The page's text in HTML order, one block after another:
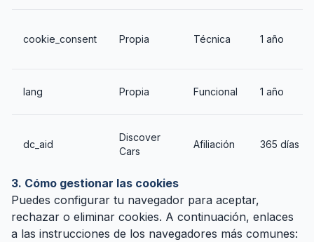
cookie_consent Propia Técnica 1 año
lang Propia Funcional 1 año
dc_aid
Discover
Cars
Afiliación 365 días
3. Cómo gestionar las cookies
Puedes configurar tu navegador para aceptar,
rechazar o eliminar cookies. A continuación, enlaces
a las instrucciones de los navegadores más comunes: